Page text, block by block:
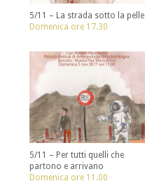
5/11 – La strada sotto la pelle
Domenica ore 17.30
5/11 – Per tutti quelli che
partono e arrivano
Domenica ore 11.00